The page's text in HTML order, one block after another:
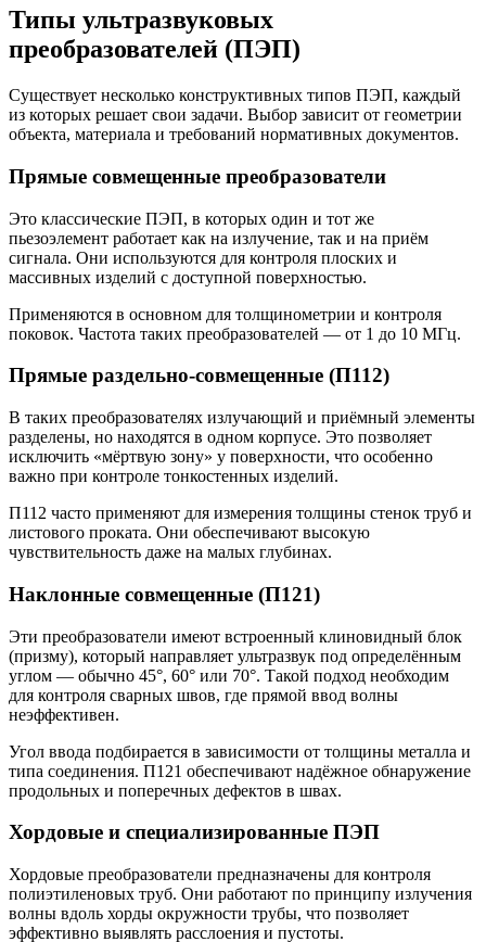
Типы ультразвуковых
преобразователей (ПЭП)
Существует несколько конструктивных типов ПЭП, каждый
из которых решает свои задачи. Выбор зависит от геометрии
объекта, материала и требований нормативных документов.
Прямые совмещенные преобразователи
Это классические ПЭП, в которых один и тот же
пьезоэлемент работает как на излучение, так и на приём
сигнала. Они используются для контроля плоских и
массивных изделий с доступной поверхностью.
Применяются в основном для толщинометрии и контроля
поковок. Частота таких преобразователей — от 1 до 10 МГц.
Прямые раздельно-совмещенные (П112)
В таких преобразователях излучающий и приёмный элементы
разделены, но находятся в одном корпусе. Это позволяет
исключить «мёртвую зону» у поверхности, что особенно
важно при контроле тонкостенных изделий.
П112 часто применяют для измерения толщины стенок труб и
листового проката. Они обеспечивают высокую
чувствительность даже на малых глубинах.
Наклонные совмещенные (П121)
Эти преобразователи имеют встроенный клиновидный блок
(призму), который направляет ультразвук под определённым
углом — обычно 45°, 60° или 70°. Такой подход необходим
для контроля сварных швов, где прямой ввод волны
неэффективен.
Угол ввода подбирается в зависимости от толщины металла и
типа соединения. П121 обеспечивают надёжное обнаружение
продольных и поперечных дефектов в швах.
Хордовые и специализированные ПЭП
Хордовые преобразователи предназначены для контроля
полиэтиленовых труб. Они работают по принципу излучения
волны вдоль хорды окружности трубы, что позволяет
эффективно выявлять расслоения и пустоты.